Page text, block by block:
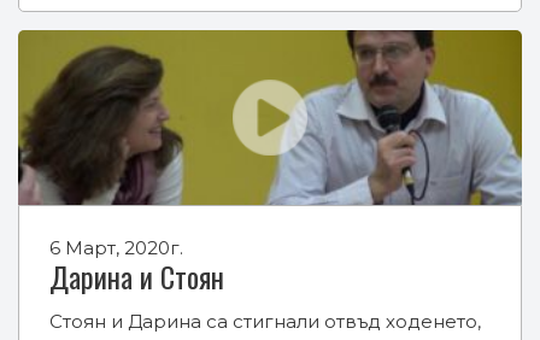
6 Март, 2020г.
Дарина и Стоян
Стоян и Дарина са стигнали отвъд ходенето,